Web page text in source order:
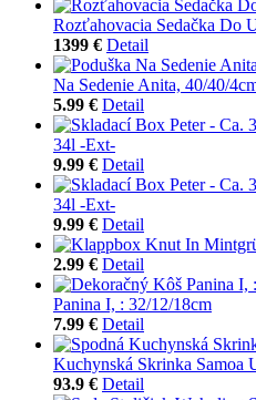
Rozťahovacia Sedačka Do
1399 € Detail
Na Sedenie Anita, 40/40/
5.99 € Detail
34l -Ext-
9.99 € Detail
34l -Ext-
9.99 € Detail
2.99 € Detail
Panina I, : 32/12/18cm
7.99 € Detail
Kuchynská Skrinka Samoa
93.9 € Detail